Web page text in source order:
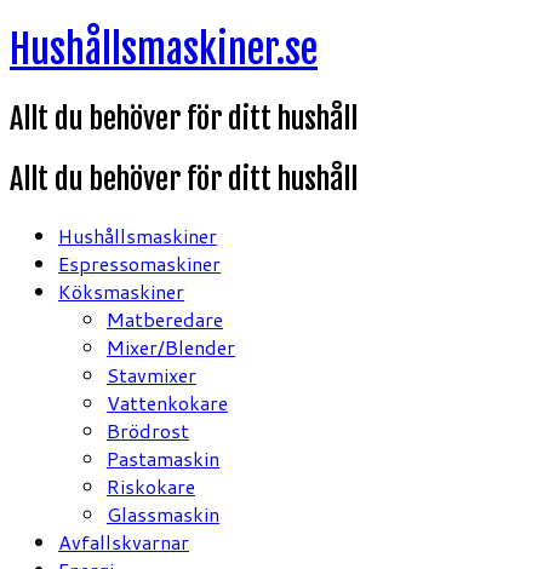
Hoppa
till
Hushållsmaskiner.se
Allt du behöver för ditt hushåll
Allt du behöver för ditt hushåll
Hushållsmaskiner
Espressomaskiner
Köksmaskiner
Matberedare
Mixer/Blender
Stavmixer
Vattenkokare
Brödrost
Pastamaskin
Riskokare
Glassmaskin
Avfallskvarnar